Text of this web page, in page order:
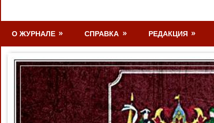
О ЖУРНАЛЕ СПРАВКА РЕДАКЦИЯ